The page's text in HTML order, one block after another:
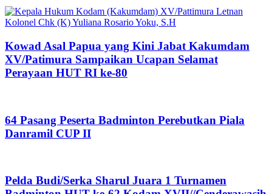
Kowad Asal Papua yang Kini Jabat Kakumdam
XV/Patimura Sampaikan Ucapan Selamat
Perayaan HUT RI ke-80
64 Pasang Peserta Badminton Perebutkan Piala
Danramil CUP II
Pelda Budi/Serka Sharul Juara 1 Turnamen